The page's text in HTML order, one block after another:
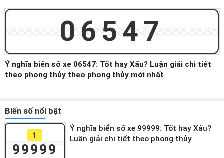
06547
Ý nghĩa biển số xe 06547: Tốt hay Xấu? Luận giải chi tiết
theo phong thủy theo phong thủy mới nhất
Biển số nổi bật
1
99999
Ý nghĩa biển số xe 99999: Tốt hay Xấu?
Luận giải chi tiết theo phong thủy